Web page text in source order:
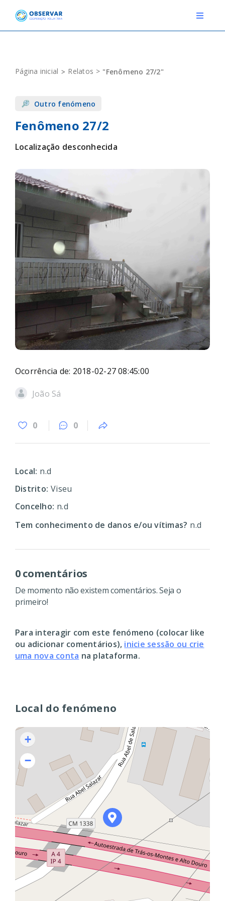
content
Toggle
EVENTOS
DEFINIÇÕES
F.A.Q.
Novo relato
Página inicial Relatos "Fenômeno 27/2"
Local do fenómeno
+
−
Outro fenómeno
Fenômeno 27/2
Localização desconhecida
Ocorrência de: 2018-02-27 08:45:00
João Sá
0 0
Local: n.d
Distrito: Viseu
Concelho: n.d
Tem conhecimento de danos e/ou vítimas? n.d
0 comentários
De momento não existem comentários. Seja o
primeiro!
Para interagir com este fenómeno (colocar like
ou adicionar comentários), inicie sessão ou crie
uma nova conta na plataforma.